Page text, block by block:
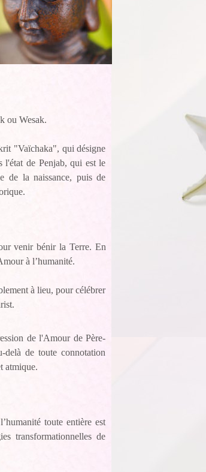
ou Wesak.
"Vaïchaka", qui désigne
de Penjab, qui est le
de la naissance, puis de
venir bénir la Terre. En
à l’humanité.
à lieu, pour célébrer
de l'Amour de Père-
delà de toute connotation
atmique.
toute entière est
transformationnelles de